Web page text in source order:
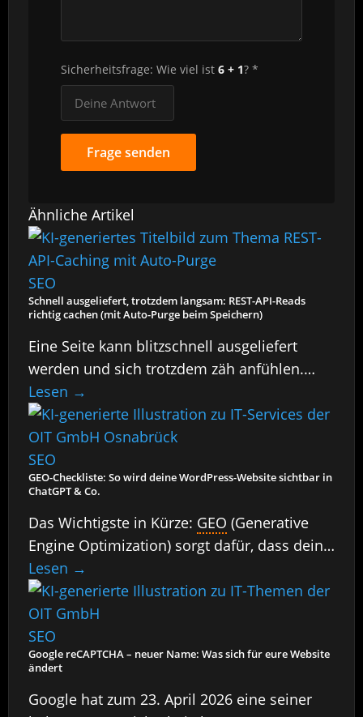
Sicherheitsfrage: Wie viel ist 6 + 1? *
Frage senden
Ähnliche Artikel
SEO
Schnell ausgeliefert, trotzdem langsam: REST-API-Reads
richtig cachen (mit Auto-Purge beim Speichern)
Eine Seite kann blitzschnell ausgeliefert
werden und sich trotzdem zäh anfühlen.
Genau dieses Parad…
Lesen →
SEO
GEO-Checkliste: So wird deine WordPress-Website sichtbar in
ChatGPT & Co.
Das Wichtigste in Kürze: GEO (Generative
Engine Optimization) sorgt dafür, dass deine
Website von K…
Lesen →
SEO
Google reCAPTCHA – neuer Name: Was sich für eure Website
ändert
Google hat zum 23. April 2026 eine seiner